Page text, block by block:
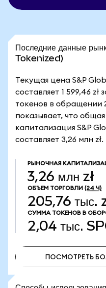
Последние данные
Tokenized)
Текущая цена S&P
составляет 1 599,46 zł
токенов в обращении
показывает, что
капитализация S&P
составляет 3,26 млн zł.
РЫНОЧНАЯ
3,26 млн zł
ОБЪЕМ ТОРГОВЛИ (24 Ч)
205,76 тыс.
СУММА ТОКЕНОВ В
2,04 тыс.
ПОСМОТРЕТЬ